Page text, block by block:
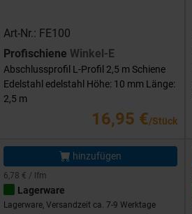
Art-Nr.: FE100
Profischiene Winkel-E
Abschlussprofil L-Profil 2,5 m Schiene
Edelstahl edelstahl Höhe: 10 mm Länge:
2,5 m
16,95 €/Stück
hinzufügen
6,78 € / lfm
Lagerware
Lagerware, Versandzeit ca. 7-9 Werktage